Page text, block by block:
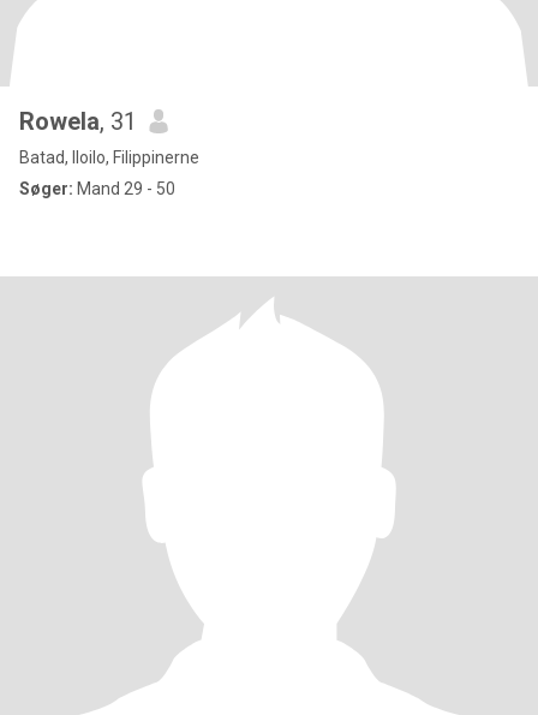
Rowela, 31
Batad, Iloilo, Filippinerne
Søger: Mand 29 - 50